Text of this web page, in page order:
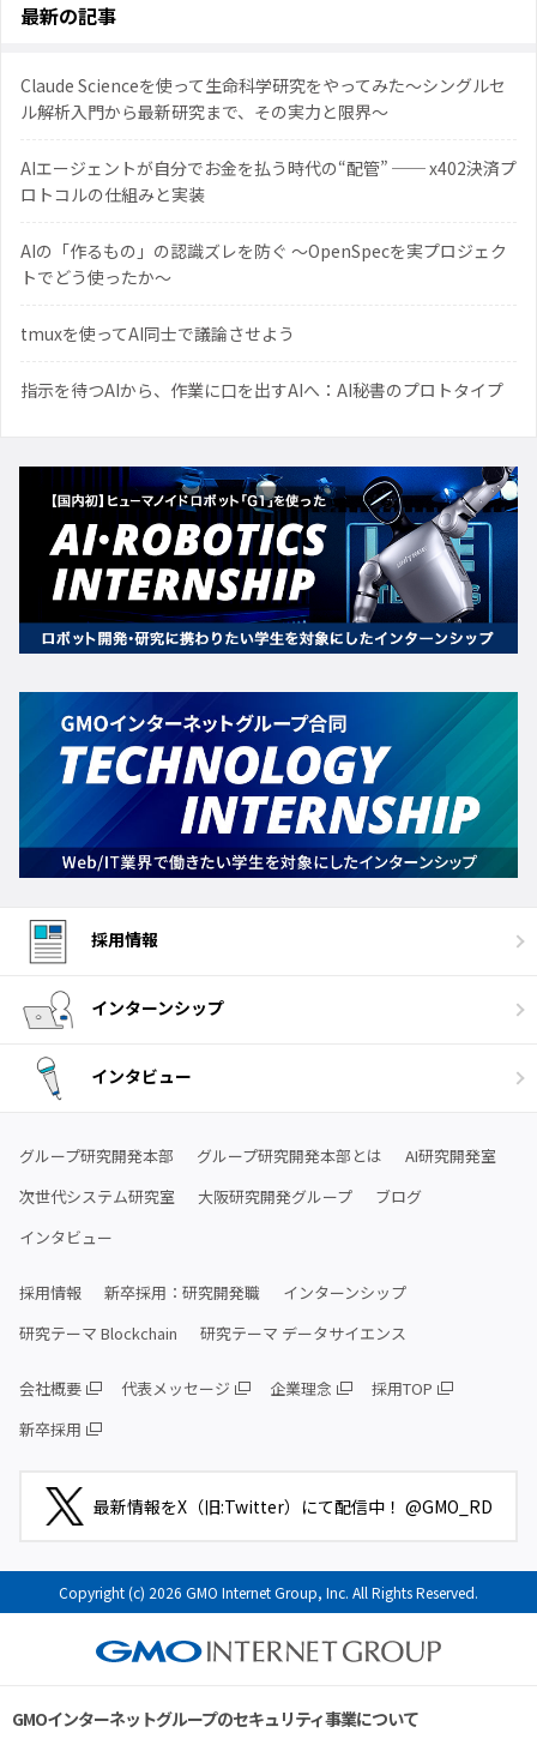
最新の記事
Claude Scienceを使って生命科学研究をやってみた〜シングルセ
ル解析入門から最新研究まで、その実力と限界〜
AIエージェントが自分でお金を払う時代の“配管” ── x402決済プ
ロトコルの仕組みと実装
AIの「作るもの」の認識ズレを防ぐ 〜OpenSpecを実プロジェク
トでどう使ったか〜
tmuxを使ってAI同士で議論させよう
指示を待つAIから、作業に口を出すAIへ：AI秘書のプロトタイプ
採用情報
インターンシップ
インタビュー
グループ研究開発本部 グループ研究開発本部とは
AI研究開発室
次世代システム研究室
大阪研究開発グループ
ブログ
インタビュー
採用情報 新卒採用：研究開発職
インターンシップ
研究テーマ Blockchain
研究テーマ データサイエンス
会社概要 代表メッセージ 企業理念
採用TOP
新卒採用
最新情報をX（旧:Twitter）にて配信中！ @GMO_RD
Copyright (c) 2026 GMO Internet Group, Inc. All Rights Reserved.
GMOインターネットグループのセキュリティ事業について